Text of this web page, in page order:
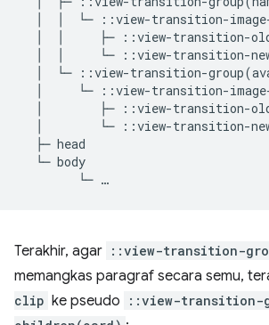
│  │  └─ ::view-transition-
│  │     ├─ ::view-transition-
│  │     └─ ::view-transition-
│  └─ ::view-transition-
│     └─ ::view-transition-
│        ├─ ::view-transition-
│        └─ ::view-transition-
  ├─ head
  └─ body
Terakhir, agar ::view-transition-
memangkas paragraf secara semu,
clip ke pseudo
::view-transition-